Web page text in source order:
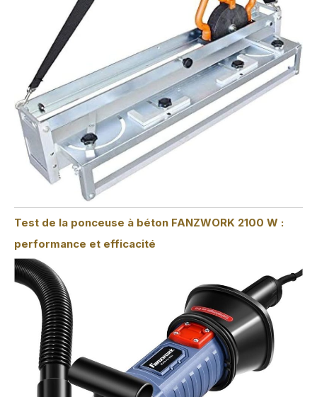
Test de la ponceuse à béton FANZWORK 2100 W :
performance et efficacité